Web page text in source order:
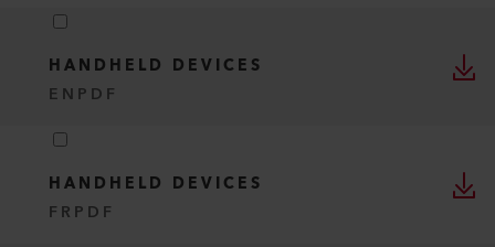
HANDHELD DEVICES
EN PDF
HANDHELD DEVICES
FR PDF